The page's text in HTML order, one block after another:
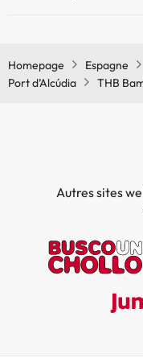
Homepage Espagne
Port d’Alcúdia
THB
Autres sites